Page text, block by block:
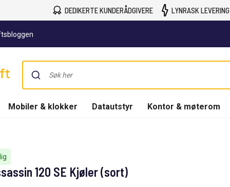
DEDIKERTE KUNDERÅDGIVERE LYNRASK LEVERING
Mobiler & klokker Datautstyr Kontor & møterom
120 SE Kjøler (sort)